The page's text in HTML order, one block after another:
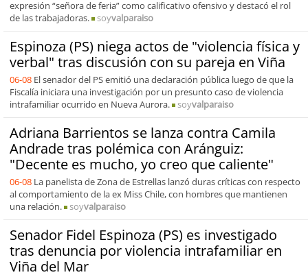
expresión “señora de feria” como calificativo ofensivo y destacó el rol
de las trabajadoras.
soyvalparaiso
Espinoza (PS) niega actos de "violencia física y
verbal" tras discusión con su pareja en Viña
06-08 El senador del PS emitió una declaración pública luego de que la
Fiscalía iniciara una investigación por un presunto caso de violencia
intrafamiliar ocurrido en Nueva Aurora.
soyvalparaiso
Adriana Barrientos se lanza contra Camila
Andrade tras polémica con Aránguiz:
"Decente es mucho, yo creo que caliente"
06-08 La panelista de Zona de Estrellas lanzó duras críticas con respecto
al comportamiento de la ex Miss Chile, con hombres que mantienen
una relación.
soyvalparaiso
Senador Fidel Espinoza (PS) es investigado
tras denuncia por violencia intrafamiliar en
Viña del Mar